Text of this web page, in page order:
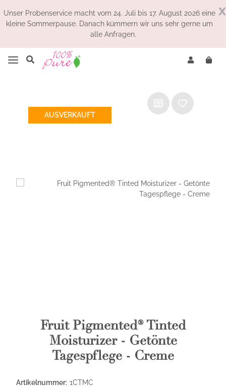
x
Unser Probenservice macht vom 24. Juli bis 17. August 2026 eine
kleine Sommerpause. Danach kümmern wir uns sehr gerne um
alle Anfragen.
AUSVERKAUFT
Fruit Pigmented® Tinted
Moisturizer - Getönte
Tagespflege - Creme
Artikelnummer: 1CTMC